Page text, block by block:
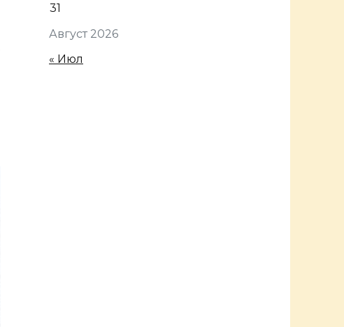
Август 2026
31
« Июл